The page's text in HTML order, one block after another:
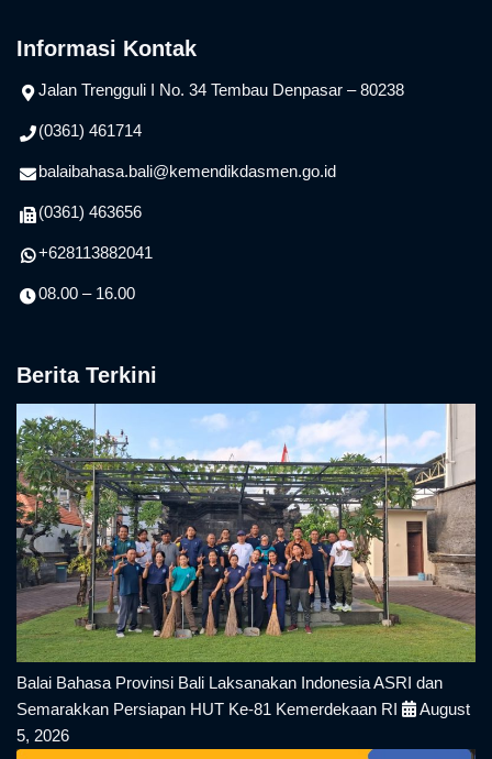
Informasi Kontak
Jalan Trengguli I No. 34 Tembau Denpasar – 80238
(0361) 461714
balaibahasa.bali@kemendikdasmen.go.id
(0361) 463656
+628113882041
08.00 – 16.00
Berita Terkini
Balai Bahasa Provinsi Bali Laksanakan Indonesia ASRI dan
Semarakkan Persiapan HUT Ke-81 Kemerdekaan RI
August
5, 2026